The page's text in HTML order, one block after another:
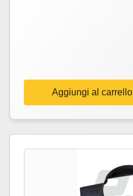
Aggiungi al carrello